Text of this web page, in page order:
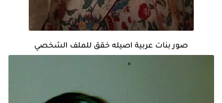
صور بنات عربية اصيله خقق للملف الشخصي